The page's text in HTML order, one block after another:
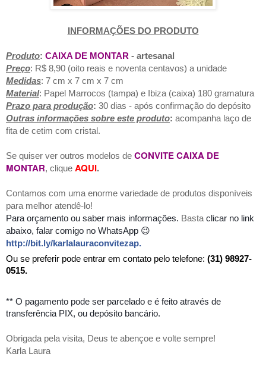
INFORMAÇÕES DO PRODUTO
Produto: CAIXA DE MONTAR - artesanal
Preço: R$ 8,90 (oito reais e noventa centavos) a unidade
Medidas: 7 cm x 7 cm x 7 cm
Material: Papel Marrocos (tampa) e Ibiza (caixa) 180 gramatura
Prazo para produção: 30 dias - após confirmação do depósito
Outras informações sobre este produto: acompanha laço de
fita de cetim com cristal.
Se quiser ver outros modelos de CONVITE CAIXA DE
MONTAR, clique AQUI.
Contamos com uma enorme variedade de produtos disponíveis
para melhor atendê-lo!
Para orçamento ou saber mais informações. Basta clicar no link
abaixo, falar comigo no WhatsApp 😉
http://bit.ly/karlalauraconvitezap.
Ou se preferir pode entrar em contato pelo telefone: (31) 98927-
0515.
** O pagamento pode ser parcelado e é feito através de
transferência PIX, ou depósito bancário.
Obrigada pela visita, Deus te abençoe e volte sempre!
Karla Laura